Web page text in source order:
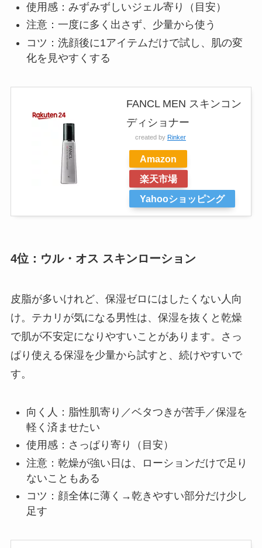
使用感：みずみずしいジェル寄り（目安）
注意：一度に多く出さず、少量から使う
コツ：洗顔後に1アイテムだけで試し、肌の変
化を見やすくする
FANCL MEN スキンコン
ディショナー
created by Rinker
Amazon
楽天市場
Yahooショッピング
4位：ウル・オス スキンローション
皮脂が多いけれど、保湿ゼロにはしたくない人向
け。テカリが気になる男性は、保湿を抜くと乾燥
で肌が不安定になりやすいことがあります。さっ
ぱり使える保湿を少量から試すと、続けやすいで
す。
向く人：脂性肌寄り／ベタつきが苦手／保湿を
軽く済ませたい
使用感：さっぱり寄り（目安）
注意：乾燥が強い日は、ローションだけで足り
ないこともある
コツ：顔全体に薄く→乾きやすい部分だけ少し
足す